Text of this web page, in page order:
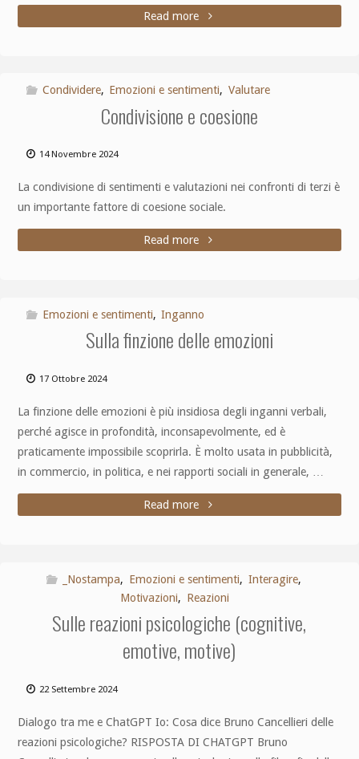
Read more
Condividere, Emozioni e sentimenti, Valutare
Condivisione e coesione
14 Novembre 2024
La condivisione di sentimenti e valutazioni nei confronti di terzi è
un importante fattore di coesione sociale.
Read more
Emozioni e sentimenti, Inganno
Sulla finzione delle emozioni
17 Ottobre 2024
La finzione delle emozioni è più insidiosa degli inganni verbali,
perché agisce in profondità, inconsapevolmente, ed è
praticamente impossibile scoprirla. È molto usata in pubblicità,
in commercio, in politica, e nei rapporti sociali in generale, …
Read more
_Nostampa, Emozioni e sentimenti, Interagire,
Motivazioni, Reazioni
Sulle reazioni psicologiche (cognitive,
emotive, motive)
22 Settembre 2024
Dialogo tra me e ChatGPT Io: Cosa dice Bruno Cancellieri delle
reazioni psicologiche? RISPOSTA DI CHATGPT Bruno